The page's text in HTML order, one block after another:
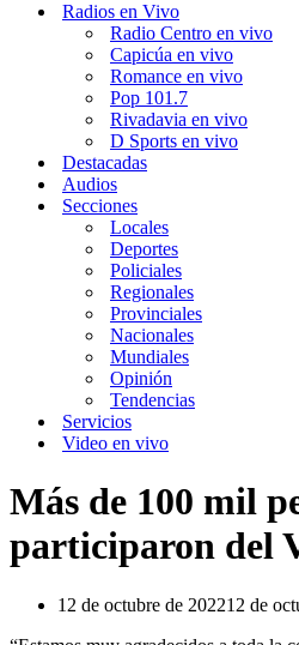
Radios en Vivo
Radio Centro en vivo
Capicúa en vivo
Romance en vivo
Pop 101.7
Rivadavia en vivo
D Sports en vivo
Destacadas
Audios
Secciones
Locales
Deportes
Policiales
Regionales
Provinciales
Nacionales
Mundiales
Opinión
Tendencias
Servicios
Video en vivo
Más de 100 mil
participaron del
12 de octubre de 202212 de